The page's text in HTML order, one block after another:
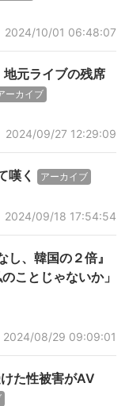
2024/10/01 06:48:07
元ライブの残席
ーカイブ
2024/09/27 12:29:09
嘆く アーカイブ
2024/09/18 17:54:54
し、韓国の２倍』
ことじゃないか」
2024/08/29 09:09:01
た性被害がAV